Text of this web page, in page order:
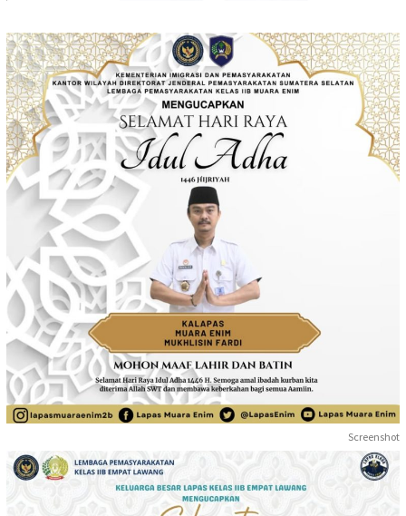
Screenshot